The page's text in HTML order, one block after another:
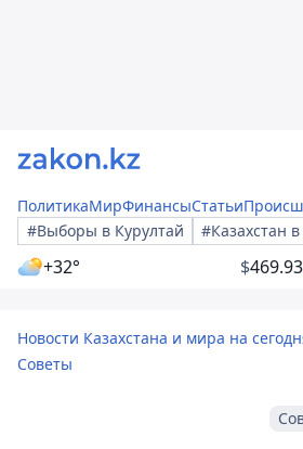
ПолитикаМирФинансыСтатьи
#Выборы в Курултай
#Казахстан
+32° $469.93
Новости Казахстана и мира на
Советы